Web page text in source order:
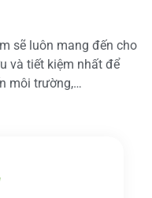
sẽ luôn mang đến cho
và tiết kiệm nhất để
môi trường,…